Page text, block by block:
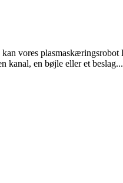
vores
kanal, en bøjle eller et